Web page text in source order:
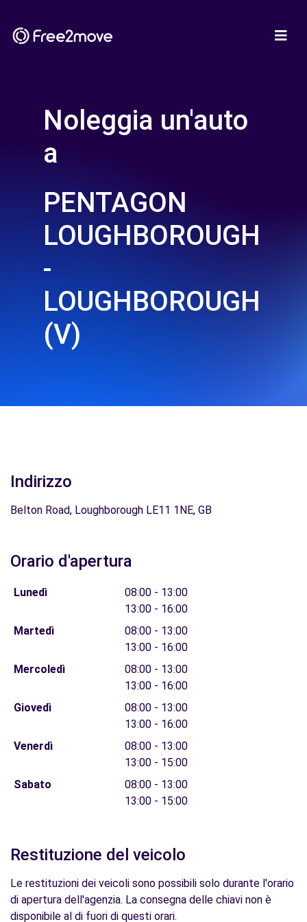
Noleggia un'auto
a
PENTAGON
LOUGHBOROUGH
-
LOUGHBOROUGH
(V)
Indirizzo
Belton Road, Loughborough LE11 1NE, GB
Orario d'apertura
Lunedì
08:00 - 13:00
13:00 - 16:00
Martedì
08:00 - 13:00
13:00 - 16:00
Mercoledì
08:00 - 13:00
13:00 - 16:00
Giovedì
08:00 - 13:00
13:00 - 16:00
Venerdì
08:00 - 13:00
13:00 - 15:00
Sabato
08:00 - 13:00
13:00 - 15:00
Restituzione del veicolo
Le restituzioni dei veicoli sono possibili solo durante l'orario
di apertura dell'agenzia. La consegna delle chiavi non è
disponibile al di fuori di questi orari.